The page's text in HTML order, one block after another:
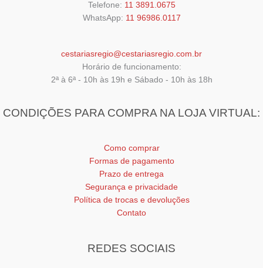
página
Telefone: 11 3891.0675
WhatsApp: 11 96986.0117
cestariasregio@cestariasregio.com.br
Horário de funcionamento:
2ª à 6ª - 10h às 19h e Sábado - 10h às 18h
CONDIÇÕES PARA COMPRA NA LOJA VIRTUAL:
Como comprar
Formas de pagamento
Prazo de entrega
Segurança e privacidade
Política de trocas e devoluções
Contato
REDES SOCIAIS